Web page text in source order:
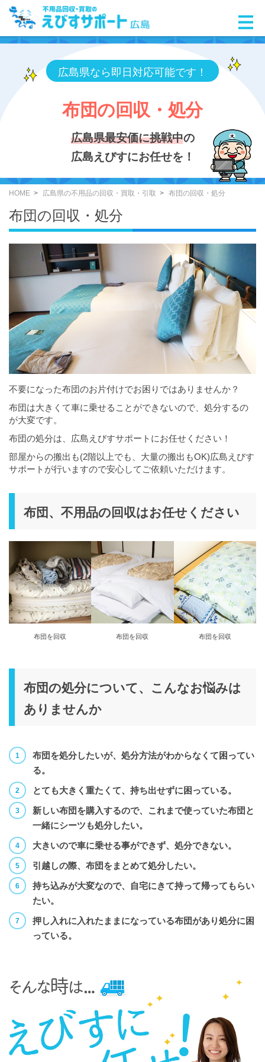
広島県なら即日対応可能です！
布団の回収・処分
広島県最安価に挑戦中の
広島えびすにお任せを！
HOME 広島県の不用品の回収・買取・引取 布団の回収・処分
布団の回収・処分
不要になった布団のお片付けでお困りではありませんか？
布団は大きくて車に乗せることができないので、処分するの
が大変です。
布団の処分は、広島えびすサポートにお任せください！
部屋からの搬出も(2階以上でも、大量の搬出もOK)広島えびす
サポートが行いますので安心してご依頼いただけます。
布団、不用品の回収はお任せください
布団を回収 布団を回収 布団を回収
布団の処分について、こんなお悩みは
ありませんか
布団を処分したいが、処分方法がわからなくて困ってい
る。
とても大きく重たくて、持ち出せずに困っている。
新しい布団を購入するので、これまで使っていた布団と
一緒にシーツも処分したい。
大きいので車に乗せる事ができず、処分できない。
引越しの際、布団をまとめて処分したい。
持ち込みが大変なので、自宅にきて持って帰ってもらい
たい。
押し入れに入れたままになっている布団があり処分に困
っている。